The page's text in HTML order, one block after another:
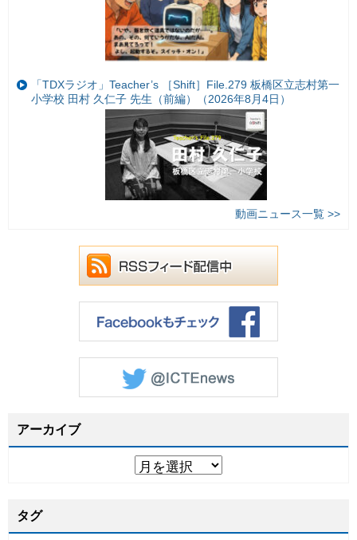
「TDXラジオ」Teacher’s ［Shift］File.279 板橋区立志村第一
小学校 田村 久仁子 先生（前編）（2026年8月4日）
動画ニュース一覧 >>
アーカイブ
タグ